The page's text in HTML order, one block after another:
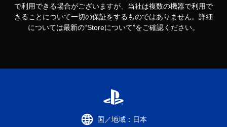
で利用できる場合がございますが、当社は複数の機器で利用で
きることについて一切の保証をするものではありません。詳細
については最新の“Storeについて”をご確認ください。
国／地域：日本